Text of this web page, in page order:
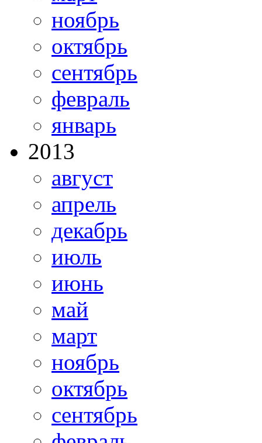
ноябрь
октябрь
сентябрь
февраль
январь
2013
август
апрель
декабрь
июль
июнь
май
март
ноябрь
октябрь
сентябрь